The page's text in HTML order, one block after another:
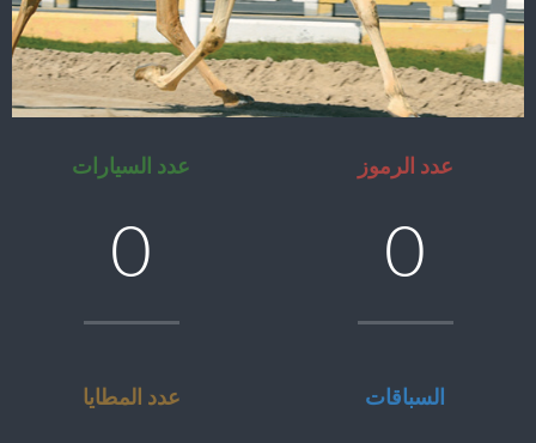
عدد السيارات
0
عدد الرموز
0
عدد المطايا السباقات